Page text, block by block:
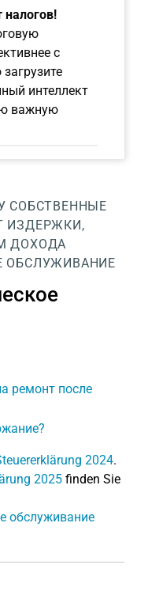
налогов!
с
интеллект
важную
СОБСТВЕННЫЕ
ИЗДЕРЖКИ,
ДОХОДА
ОБСЛУЖИВАНИЕ
ремонт после
2024.
2025 finden Sie
обслуживание